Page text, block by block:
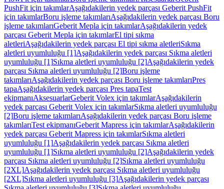
PushFit için takımlarAşağıdakilerin yedek parçası Geberit PushFit
için takımlarBoru işleme takımlarıAşağıdakilerin yedek parçası Boru
işleme takımlarıGeberit Mepla için takımlarAşağıdakilerin yedek
parçası Geberit Mepla için takımlarEl tipi sıkma
aletleriAşağıdakilerin yedek parçası El tipi sıkma aletleriSıkma
aletleri uyumluluğu [1]Aşağıdakilerin yedek parçası Sıkma aletleri
uyumluluğu [1]Sıkma aletleri uyumluluğu [2]Aşağıdakilerin yedek
parçası Sıkma aletleri uyumluluğu [2]Boru işleme
takımlarıAşağıdakilerin yedek parçası Boru işleme takımlarıPres
tapaAşağıdakilerin yedek parçası Pres tapaTest
ekipmanıAksesuarlarGeberit Volex için takımlarAşağıdakilerin
yedek parçası Geberit Volex için takımlarSıkma aletleri uyumluluğu
[2]Boru işleme takımlarıAşağıdakilerin yedek parçası Boru işleme
takımlarıTest ekipmanıGeberit Mapress için takımlarAşağıdakilerin
yedek parçası Geberit Mapress için takımlarSıkma aletleri
uyumluluğu [1]Aşağıdakilerin yedek parçası Sıkma aletleri
uyumluluğu [1]Sıkma aletleri uyumluluğu [2]Aşağıdakilerin yedek
parçası Sıkma aletleri uyumluluğu [2]Sıkma aletleri uyumluluğu
[2XL]Aşağıdakilerin yedek parçası Sıkma aletleri uyumluluğu
[2XL]Sıkma aletleri uyumluluğu [3]Aşağıdakilerin yedek parçası